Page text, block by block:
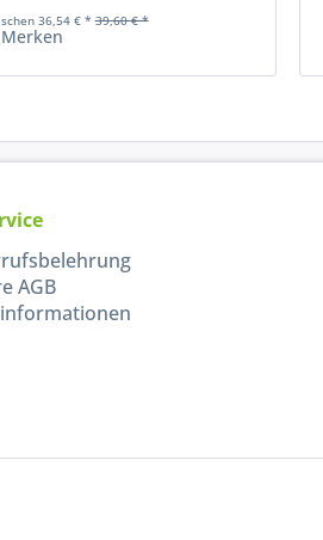
36,54 € * 39,60 € *
Merken
AGB